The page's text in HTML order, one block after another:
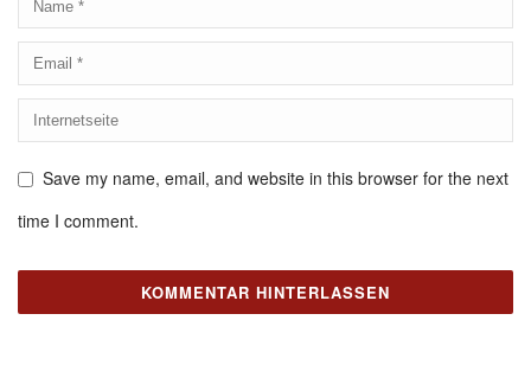
Save my name, email, and website in this browser for the next
time I comment.